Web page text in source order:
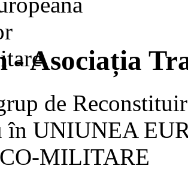
- Asociația
de
în UNIUNEA
MILITARE